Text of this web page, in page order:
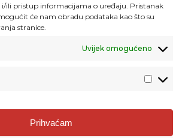
ili pristup informacijama o uređaju. Pristanak
će nam obradu podataka kao što su
stranice.
Uvijek omogućeno
Prihvaćam
i obrazovanje
Zagreb